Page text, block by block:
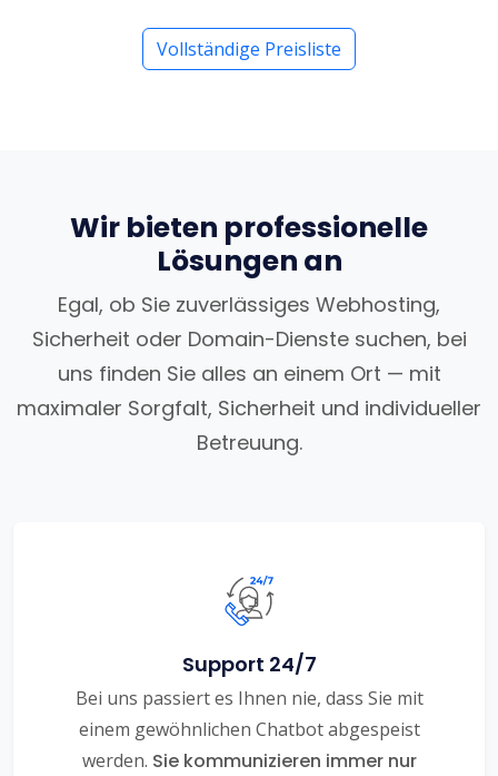
Vollständige Preisliste
Wir bieten professionelle
Lösungen an
Egal, ob Sie zuverlässiges Webhosting,
Sicherheit oder Domain-Dienste suchen, bei
uns finden Sie alles an einem Ort — mit
maximaler Sorgfalt, Sicherheit und individueller
Betreuung.
Support 24/7
Bei uns passiert es Ihnen nie, dass Sie mit
einem gewöhnlichen Chatbot abgespeist
werden. Sie kommunizieren immer nur